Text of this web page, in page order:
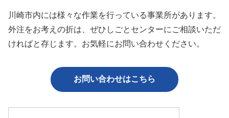
川崎市内には様々な作業を行っている事業所があります。
外注をお考えの折は、ぜひしごとセンターにご相談いただ
ければと存じます。お気軽にお問い合わせください。
お問い合わせはこちら